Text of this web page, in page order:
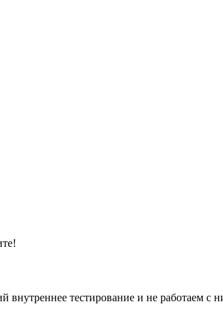
тестирование и не работаем с